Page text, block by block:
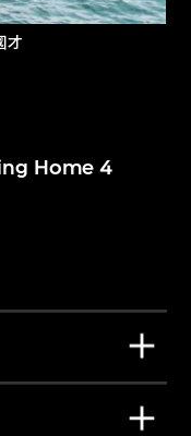
才
Home 4
一世纪视觉